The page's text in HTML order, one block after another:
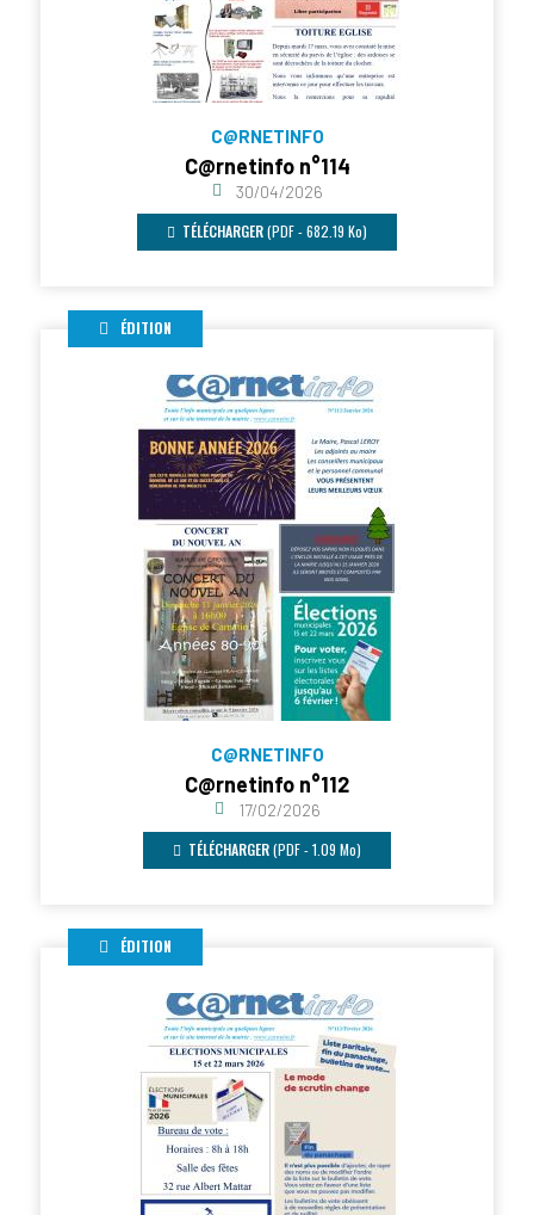
C@RNETINFO
C@rnetinfo n°114
30/04/2026
TÉLÉCHARGER(PDF - 682.19 Ko)
ÉDITION
C@RNETINFO
C@rnetinfo n°112
17/02/2026
TÉLÉCHARGER(PDF - 1.09 Mo)
ÉDITION